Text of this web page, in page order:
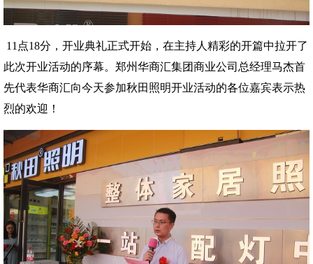
11点18分，开业典礼正式开始，在主持人精彩的开篇中拉开了
此次开业活动的序幕。郑州华商汇集团商业公司总经理马杰首
先代表华商汇向今天参加秋田照明开业活动的各位嘉宾表示热
烈的欢迎！